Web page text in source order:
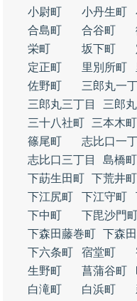
小尉町
小丹生町
合島町
合谷町
栄町
坂下町
定正町
里別所町
佐野町
三郎丸一
三郎丸三丁目
三郎
三十八社町
三本木町
篠尾町
志比口一
志比口三丁目
島橋町
下莇生田町 下荒井町
下江尻町
下江守町
下中町
下毘沙門
下森田藤巻町 下森
下六条町
宿堂町
生野町
菖蒲谷町
白滝町
白浜町